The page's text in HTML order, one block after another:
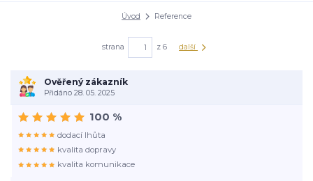
Úvod Reference
strana z 6 další
Ověřený zákazník
Přidáno 28. 05. 2025
100 %
dodací lhůta
kvalita dopravy
kvalita komunikace